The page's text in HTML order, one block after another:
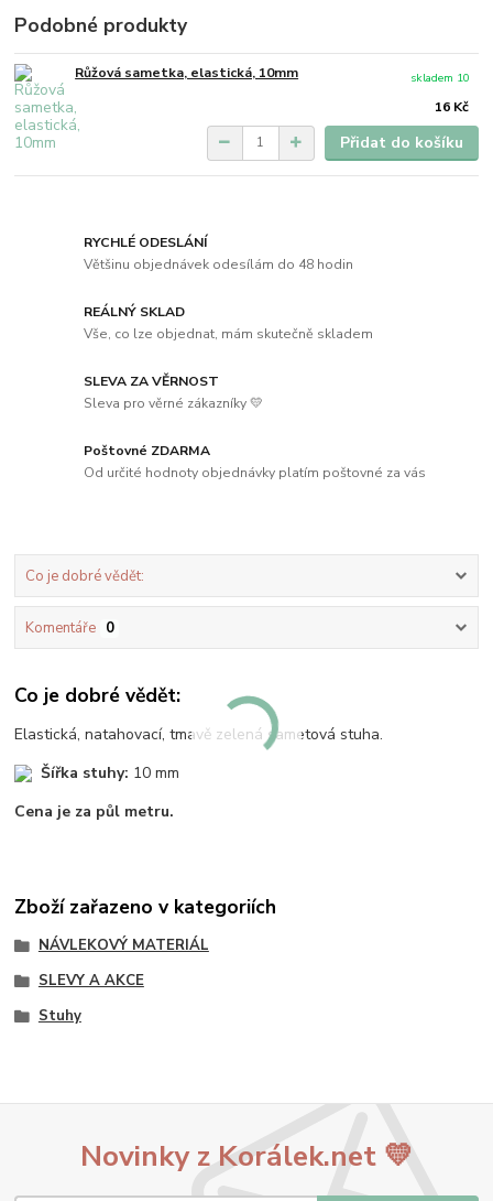
Podobné produkty
Růžová sametka, elastická, 10mm
16 Kč
skladem 10
Přidat do košíku
RYCHLÉ ODESLÁNÍ
Většinu objednávek odesílám do 48 hodin
REÁLNÝ SKLAD
Vše, co lze objednat, mám skutečně skladem
SLEVA ZA VĚRNOST
Sleva pro věrné zákazníky 💛
Poštovné ZDARMA
Od určité hodnoty objednávky platím poštovné za vás
Co je dobré vědět:
Komentáře 0
Co je dobré vědět:
Elastická, natahovací, tmavě zelená sametová stuha.
Šířka stuhy: 10 mm
Cena je za půl metru.
Zboží zařazeno v kategoriích
NÁVLEKOVÝ MATERIÁL
SLEVY A AKCE
Stuhy
Novinky z Korálek.net 💛